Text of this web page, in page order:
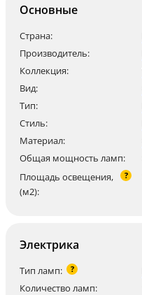
Основные
Страна:
Производитель:
Коллекция:
Вид:
Тип:
Стиль:
Материал:
Общая мощность ламп:
Площадь освещения,
(м2):
?
Электрика
Тип ламп: ?
Количество ламп: